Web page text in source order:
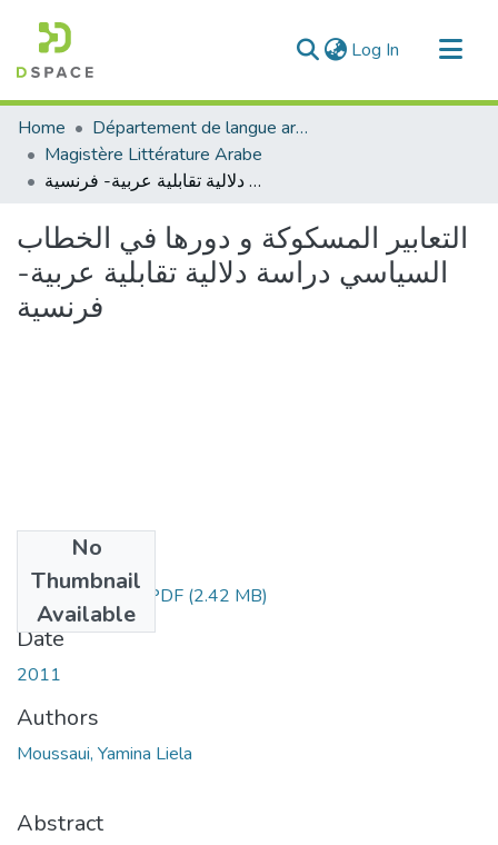
Log In (current)
Communities & Collections
All of DSpace
Statistics
Home
Département de langue arabe
Magistère Littérature Arabe
التعابير المسكوكة و دورها في الخطاب السياسي دراسة دلالية تقابلية عربية- فرنسية
التعابير المسكوكة و دورها في الخطاب
السياسي دراسة دلالية تقابلية عربية-
فرنسية
No
Thumbnail
Available
MousaouiYamina.PDF (2.42 MB)
Date
2011
Authors
Moussaui, Yamina Liela
Abstract